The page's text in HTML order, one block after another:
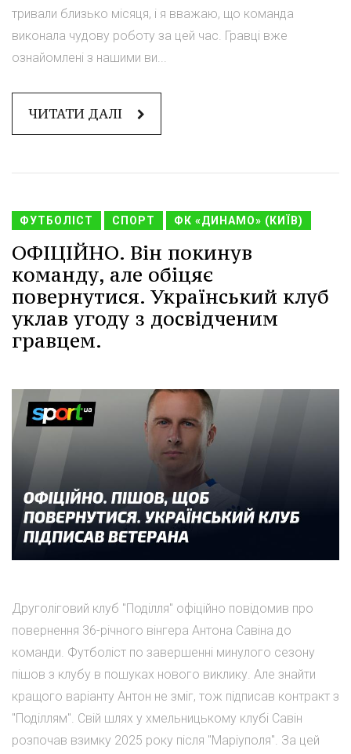
тривали близько місяця, і я вважаю, що команда
виконала чудову роботу за цей час. Гравці вже
ознайомлені з нашими ви...
ЧИТАТИ ДАЛІ
ФУТБОЛІСТ СПОРТ ФК «ДИНАМО» (КИЇВ)
ОФІЦІЙНО. Він покинув
команду, але обіцяє
повернутися. Український клуб
уклав угоду з досвідченим
гравцем.
Друголіговий клуб "Поділля" офіційно повідомив про
повернення 36-річного вінгера Антона Савіна до
команди. Футболіст по завершенні минулого сезону
пішов з клубу в пошуках нового виклику. Але знайти
кращого варіанту Антон не зміг, тож підписав контракт з
"Поділлям". Свій шлях у хмельницькому клубі Савін
розпочав взимку 2025 року після "Маріуполя". За цей